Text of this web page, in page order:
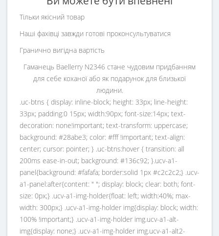
Тільки якісний товар
Наші фахівці завжди готові проконсультуватися
Гранично вигідна вартість
Гаманець Baellerry N2346 стане чудовим придбанням
для себе коханої або як подарунок для близької
людини.
.uc-btns { display: inline-block; height: 33px; line-height:
33px; padding:0 15px; width:90px; font-size:14px; text-
decoration: none!important; text-transform: uppercase;
background: #28abe3; color: #fff !important; text-align:
center; cursor: pointer; } .uc-btns:hover { transition: all
200ms ease-in-out; background: #136c92; }.ucv-a1-
panel{background: #fafafa; border:solid 1px #c2c2c2;} .ucv-
a1-panel:after{content: " "; display: block; clear: both; font-
size: 0px;} .ucv-a1-img-holder{float: left; width:40%; max-
width: 300px;} .ucv-a1-img-holder img{display: block; width:
100% !important;} .ucv-a1-img-holder img.ucv-a1-alt-
img{display: none;} .ucv-a1-img-holder img.ucv-a1-alt2-